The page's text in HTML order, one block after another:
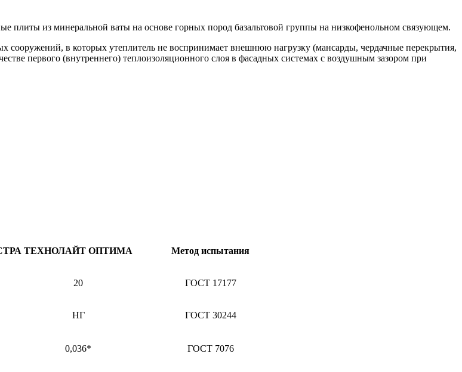
плиты из минеральной ваты на основе горных пород базальтовой группы на низкофенольном связующем.
в которых утеплитель не воспринимает внешнюю нагрузку (мансарды, чердачные перекрытия,
первого (внутреннего) теплоизоляционного слоя в фасадных системах с воздушным зазором при
ТЕХНОЛАЙТ ОПТИМА Метод испытания
20 ГОСТ 17177
НГ ГОСТ 30244
0,036* ГОСТ 7076